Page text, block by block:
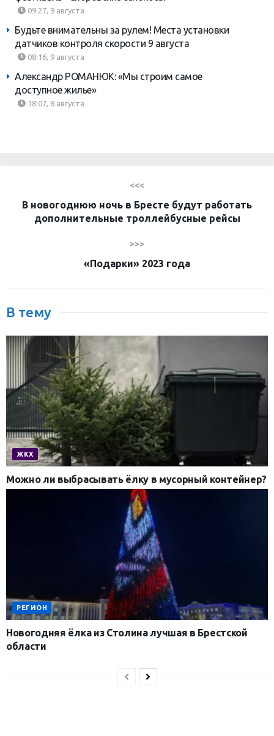
09:27, 9 августа
Будьте внимательны за рулем! Места установки
датчиков контроля скорости 9 августа
08:16, 9 августа
Александр РОМАНЮК: «Мы строим самое
доступное жилье»
18:07, 8 августа
<<<
В новогоднюю ночь в Бресте будут работать
дополнительные троллейбусные рейсы
>>>
«Подарки» 2023 года
В тему
ЖКХ
Можно ли выбрасывать ёлку в мусорный контейнер?
РЕГИОН
Новогодняя ёлка из Столина лучшая в Брестской
области